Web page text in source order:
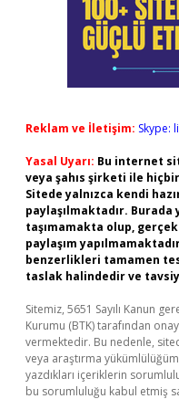
Reklam ve İletişim: Skype:
Yasal Uyarı: Bu internet
veya şahıs şirketi ile
Sitede yalnızca kendi
paylaşılmaktadır.
taşımamakta olup,
paylaşım
benzerlikleri tamamen
taslak halindedir ve
Sitemiz, 5651 Sayılı Kanun
Kurumu (BTK) tarafından
vermektedir. Bu nedenle,
veya araştırma
yazdıkları içeriklerin
bu sorumluluğu kabul etmiş